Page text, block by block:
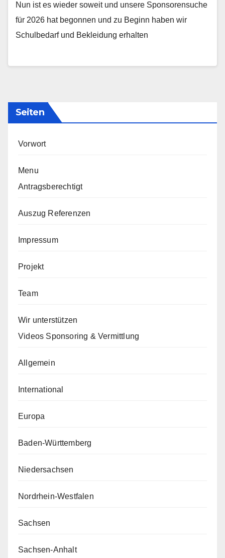
Nun ist es wieder soweit und unsere Sponsorensuche
für 2026 hat begonnen und zu Beginn haben wir
Schulbedarf und Bekleidung erhalten
Seiten
Vorwort
Menu
Antragsberechtigt
Auszug Referenzen
Impressum
Projekt
Team
Wir unterstützen
Videos Sponsoring & Vermittlung
Allgemein
International
Europa
Baden-Württemberg
Niedersachsen
Nordrhein-Westfalen
Sachsen
Sachsen-Anhalt